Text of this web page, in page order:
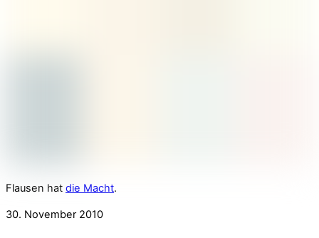
Flausen hat die Macht.
30. November 2010